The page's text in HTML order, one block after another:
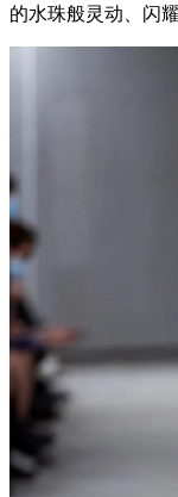
的水珠般灵动、闪